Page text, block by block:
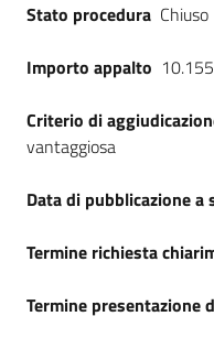
Stato procedura Chiuso
Importo appalto
Criterio di
vantaggiosa
Data di pubblicazione a
Termine richiesta
Termine presentazione